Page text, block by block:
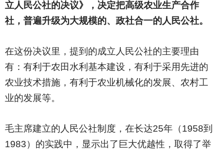
立人民公社的决议》，决定把高级农业生产合作
社，普遍升级为大规模的、政社合一的人民公社。
在这份决议里，提到的成立人民公社的主要理由
有：有利于农田水利基本建设，有利于采用先进的
农业技术措施，有利于农业机械化的发展、农村工
业的发展等。
毛主席建立的人民公社制度，在长达25年（1958到
1983）的实践中，显示出了巨大优越性，取得了举